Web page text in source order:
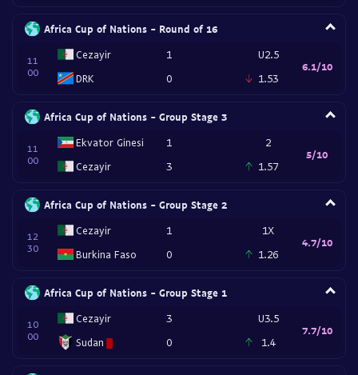
Africa Cup of Nations - Round of 16
11
00
Cezayir
DRK
1
0
U2.5
1.53
6.1/10
Africa Cup of Nations - Group Stage 3
11
00
Ekvator Ginesi
Cezayir
1
3
2
1.57
5/10
Africa Cup of Nations - Group Stage 2
12
30
Cezayir
Burkina Faso
1
0
1X
1.26
4.7/10
Africa Cup of Nations - Group Stage 1
10
00
Cezayir
Sudan
3
0
U3.5
1.4
7.7/10